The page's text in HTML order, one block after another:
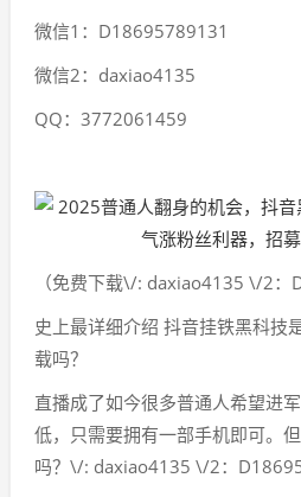
微信1：D18695789131
微信2：daxiao4135
QQ：3772061459
（免费下载\/: daxiao4135 \/2：
史上最详细介绍 抖音挂铁黑科技
载吗？
直播成了如今很多普通人希望进
低，只需要拥有一部手机即可。
吗？\/: daxiao4135 \/2：